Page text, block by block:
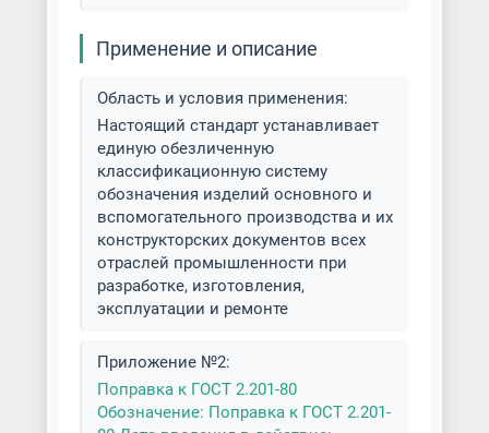
Применение и описание
Область и условия применения:
Настоящий стандарт устанавливает
единую обезличенную
классификационную систему
обозначения изделий основного и
вспомогательного производства и их
конструкторских документов всех
отраслей промышленности при
разработке, изготовления,
эксплуатации и ремонте
Приложение №2:
Поправка к ГОСТ 2.201-80
Обозначение: Поправка к ГОСТ 2.201-